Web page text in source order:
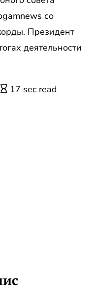
со
Президент
деятельности
17 sec read